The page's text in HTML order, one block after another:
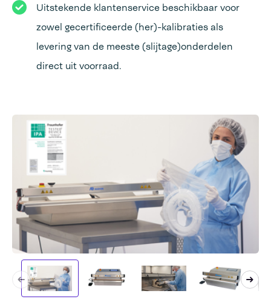
Uitstekende klantenservice beschikbaar voor
zowel gecertificeerde (her)-kalibraties als
levering van de meeste (slijtage)onderdelen
direct uit voorraad.